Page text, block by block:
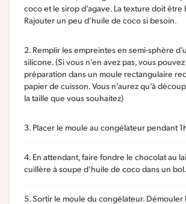
coco et le sirop d’agave. La texture doit être
Rajouter un peu d’huile de coco si besoin.
Remplir les empreintes en semi-sphère
silicone. (Si vous n’en avez pas, vous
préparation dans un moule rectangulaire
papier de cuisson. Vous n’aurez qu’à
la taille que vous souhaitez)
Placer le moule au congélateur pendant
En attendant, faire fondre le chocolat au
cuillère à soupe d’huile de coco dans un bol.
Sortir le moule du congélateur. Démouler